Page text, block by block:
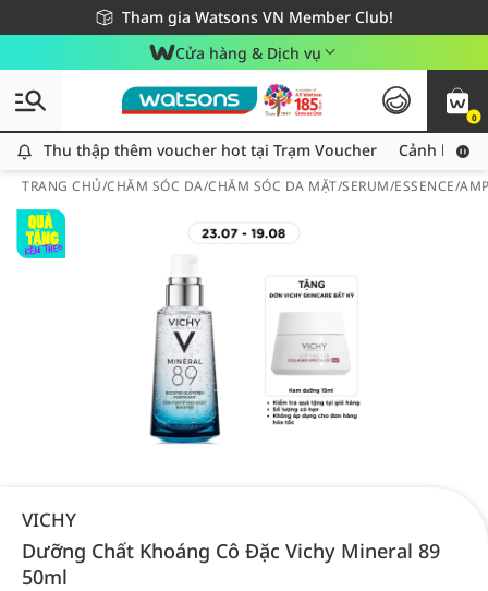
Tham gia Watsons VN Member Club!
Miễn phí giao hàng cho đơn hàng từ 249,000Đ
Giao hàng nhanh 24h - Áp dụng khu vực TP. Hồ Chí Minh
Cửa hàng & Dịch vụ
0
Thu thập thêm voucher hot tại Trạm Voucher
Thu thập thêm voucher hot tại Trạm Voucher Cảnh báo
TRANG CHỦ/CHĂM SÓC DA/CHĂM SÓC DA MẶT/SERUM/ESSENCE/
VICHY
Dưỡng Chất Khoáng Cô Đặc Vichy Mineral 89
50ml